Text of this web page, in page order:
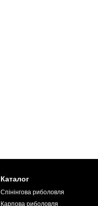
Каталог
Спінінгова риболовля
Карпова риболовля